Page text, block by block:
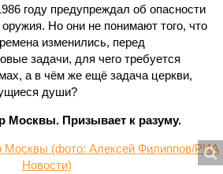
году предупреждал об опасности
Но они не понимают того, что
изменились, перед
задачи, для чего требуется
а в чём же ещё задача церкви,
души?
Москвы. Призывает к разуму.